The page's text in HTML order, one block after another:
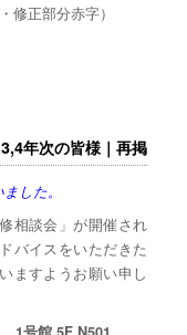
修正部分赤字）
年次の皆様｜再掲
した。
相談会」が開催され
バイスをいただきた
ますようお願い申し